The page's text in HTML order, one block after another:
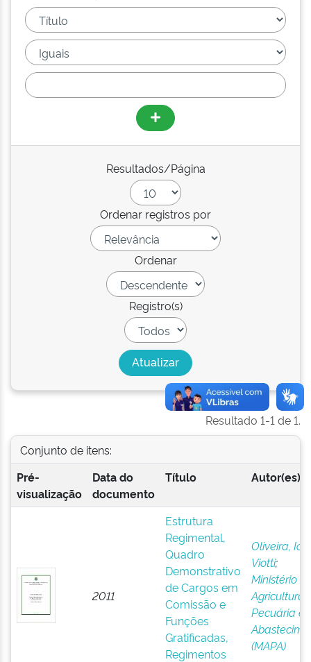
Resultados/Página
Ordenar registros por
Ordenar
Registro(s)
Resultado 1-1 de 1.
Conjunto de itens:
Pré-
visualização
Data do
documento
Título Autor(es)
2011
Estrutura
Regimental,
Quadro
Demonstrativo
de Cargos em
Comissão e
Funções
Gratificadas,
Regimentos
Oliveira,
Viotti;
Ministério
Agricultura,
Pecuária e
(MAPA)